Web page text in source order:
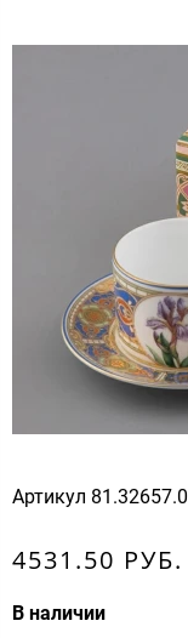
Артикул
4531.50 РУБ.
В наличии